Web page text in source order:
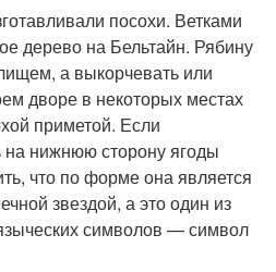
посохи. Ветками
дерево на Бельтайн. Рябину
а выкорчевать или
дворе в некоторых местах
приметой. Если
на нижнюю сторону ягоды
что по форме она является
звездой, а это один из
символов — символ